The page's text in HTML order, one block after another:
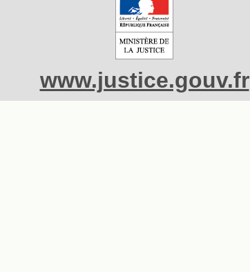
www.justice.gouv.fr